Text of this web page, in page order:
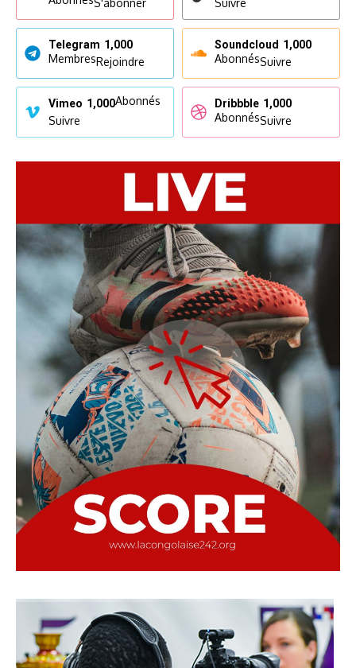
S'abonner
Suivre
Telegram 1,000
MembresRejoindre
Soundcloud 1,000
AbonnésSuivre
Vimeo 1,000Abonnés
Suivre
Dribbble 1,000
AbonnésSuivre